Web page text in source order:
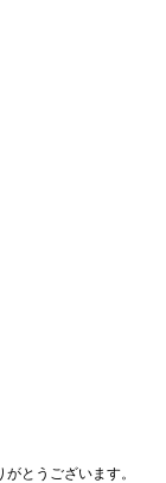
とうございます。